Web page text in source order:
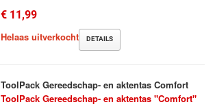
€ 11,99
Helaas uitverkocht
DETAILS
ToolPack Gereedschap- en aktentas Comfort
ToolPack Gereedschap- en aktentas "Comfort"